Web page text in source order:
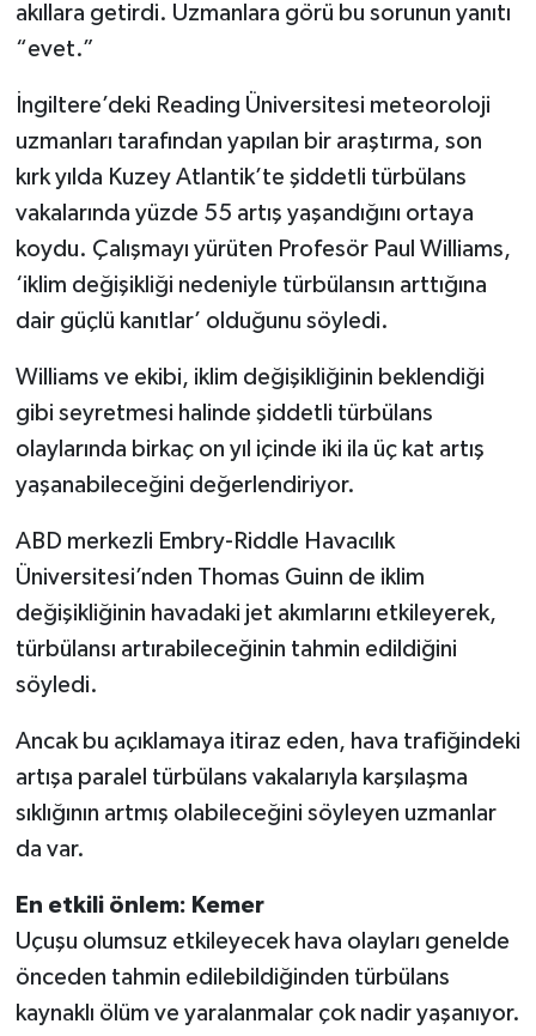
akıllara getirdi. Uzmanlara görü bu sorunun yanıtı
“evet.”
İngiltere’deki Reading Üniversitesi meteoroloji
uzmanları tarafından yapılan bir araştırma, son
kırk yılda Kuzey Atlantik’te şiddetli türbülans
vakalarında yüzde 55 artış yaşandığını ortaya
koydu. Çalışmayı yürüten Profesör Paul Williams,
‘iklim değişikliği nedeniyle türbülansın arttığına
dair güçlü kanıtlar’ olduğunu söyledi.
Williams ve ekibi, iklim değişikliğinin beklendiği
gibi seyretmesi halinde şiddetli türbülans
olaylarında birkaç on yıl içinde iki ila üç kat artış
yaşanabileceğini değerlendiriyor.
ABD merkezli Embry-Riddle Havacılık
Üniversitesi’nden Thomas Guinn de iklim
değişikliğinin havadaki jet akımlarını etkileyerek,
türbülansı artırabileceğinin tahmin edildiğini
söyledi.
Ancak bu açıklamaya itiraz eden, hava trafiğindeki
artışa paralel türbülans vakalarıyla karşılaşma
sıklığının artmış olabileceğini söyleyen uzmanlar
da var.
En etkili önlem: Kemer
Uçuşu olumsuz etkileyecek hava olayları genelde
önceden tahmin edilebildiğinden türbülans
kaynaklı ölüm ve yaralanmalar çok nadir yaşanıyor.